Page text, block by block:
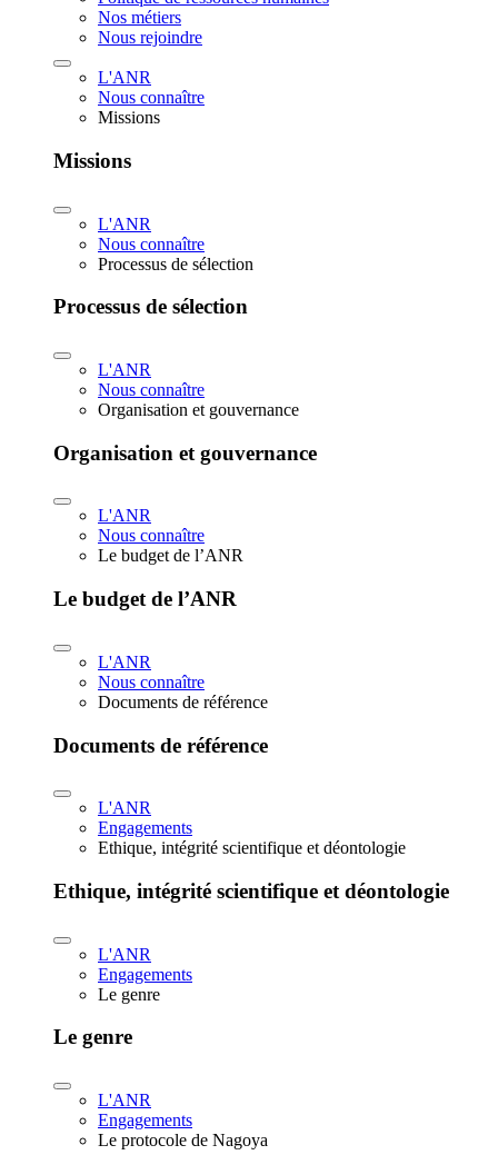
Nos métiers
Nous rejoindre
L'ANR
Nous connaître
Missions
Missions
L'ANR
Nous connaître
Processus de sélection
Processus de sélection
L'ANR
Nous connaître
Organisation et gouvernance
Organisation et gouvernance
L'ANR
Nous connaître
Le budget de l’ANR
Le budget de l’ANR
L'ANR
Nous connaître
Documents de référence
Documents de référence
L'ANR
Engagements
Ethique, intégrité scientifique et déontologie
Ethique, intégrité scientifique et déontologie
L'ANR
Engagements
Le genre
Le genre
L'ANR
Engagements
Le protocole de Nagoya